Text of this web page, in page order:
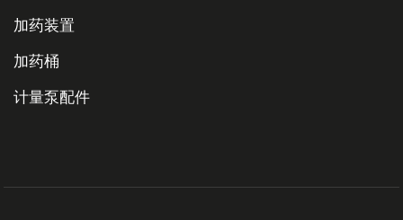
加药装置
加药桶
计量泵配件